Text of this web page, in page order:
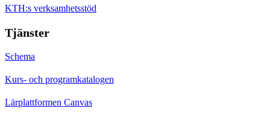
KTH:s verksamhetsstöd
Tjänster
Schema
Kurs- och programkatalogen
Lärplattformen Canvas